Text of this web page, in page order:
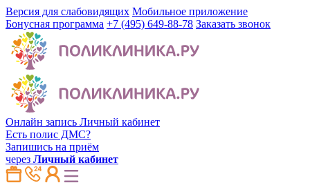
Версия для слабовидящих Мобильное приложение
Бонусная программа +7 (495) 649-88-78 Заказать звонок
Онлайн запись Личный кабинет
Есть полис ДМС?
Запишись на приём
через Личный кабинет